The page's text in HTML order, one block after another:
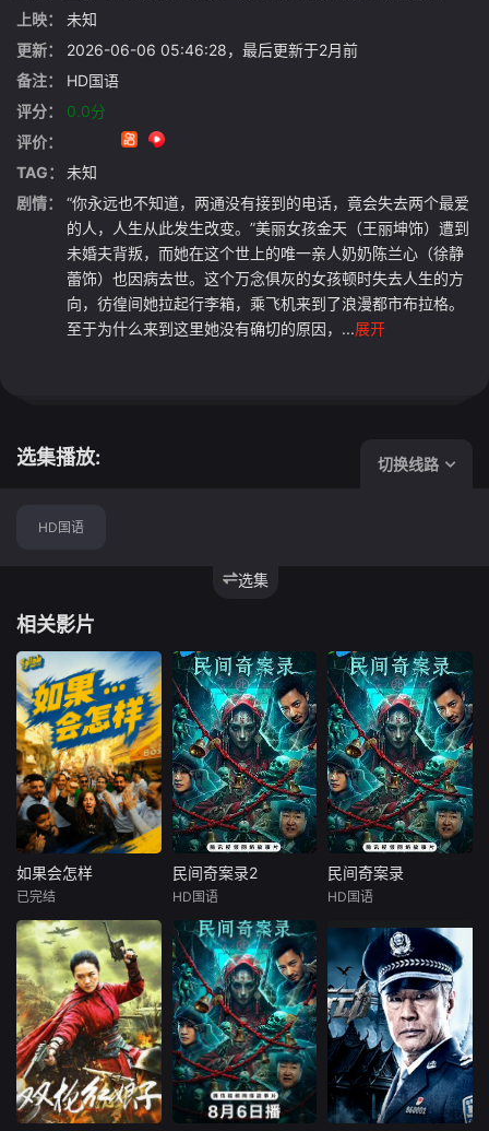
上映：
未知
更新：
2026-06-06 05:46:28，最后更新于2月前
备注：
HD国语
评分：
0.0分
评价：
TAG：
未知
剧情：
“你永远也不知道，两通没有接到的电话，竟会失去两个最爱
的人，人生从此发生改变。”美丽女孩金天（王丽坤饰）遭到
未婚夫背叛，而她在这个世上的唯一亲人奶奶陈兰心（徐静
蕾饰）也因病去世。这个万念俱灰的女孩顿时失去人生的方
向，彷徨间她拉起行李箱，乘飞机来到了浪漫都市布拉格。
至于为什么来到这里她没有确切的原因，...展开
选集播放: 切换线路
选集
HD国语
相关影片
如果会怎样
内容涵盖多个主
题，包括政治、文
化、社会、经济和
艺术等领域；通过 I
nstagram 和 Face
book 平台，以“如
果……会怎样（Wh
at If）”为主题进行
表达。其风格轻松
如果会怎样
已完结
民间奇案录2
张雪菡
患有妄想症的
警察张天盛遇上一
起离奇的神像杀人
事件，勘案过程
中，牵引出“婴胎报
仇”，“娘娘索命”等
一连串妖异事件，
张天盛虽被种种诡
民间奇案录2
HD国语
民间奇案录
张雪菡
患有妄想症的
警察张天盛遇上一
起离奇的神像杀人
事件，勘案过程
中，牵引出“婴胎报
仇”，“娘娘索命”等
一连串妖异事件，
张天盛虽被种种诡
民间奇案录
HD国语